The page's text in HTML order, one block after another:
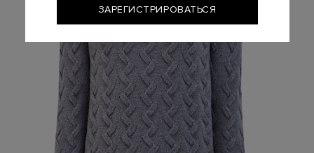
ЗАРЕГИСТРИРОВАТЬСЯ